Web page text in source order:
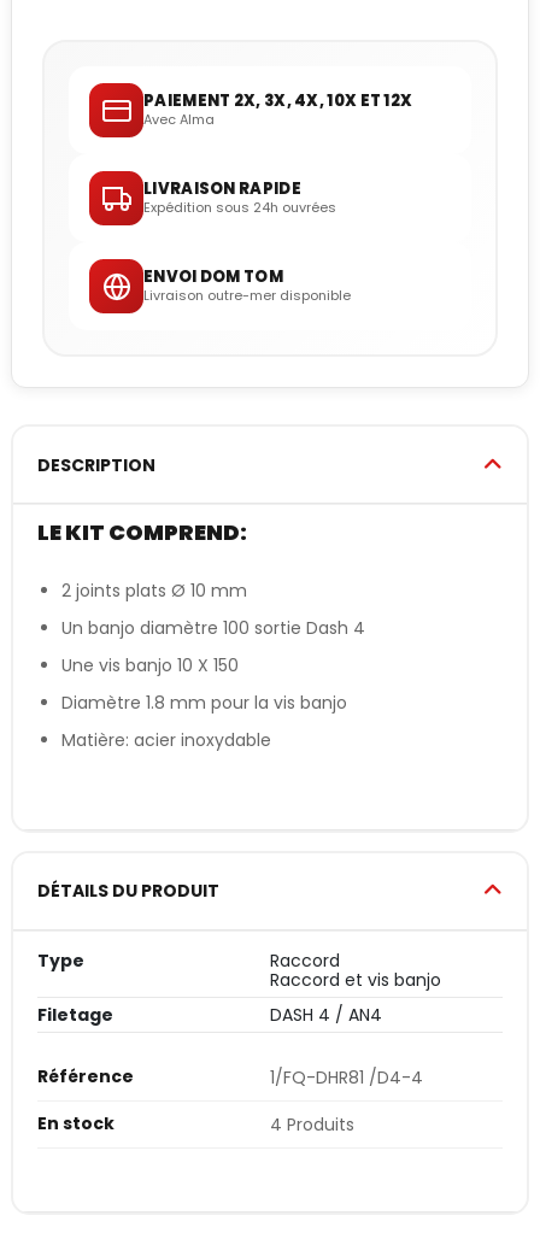
PAIEMENT 2X, 3X, 4X, 10X ET 12X
Avec Alma
LIVRAISON RAPIDE
Expédition sous 24h ouvrées
ENVOI DOM TOM
Livraison outre-mer disponible
DESCRIPTION
LE KIT COMPREND:
2 joints plats Ø 10 mm
Un banjo diamètre 100 sortie Dash 4
Une vis banjo 10 X 150
Diamètre 1.8 mm pour la vis banjo
Matière: acier inoxydable
DÉTAILS DU PRODUIT
Type
Raccord
Raccord et vis banjo
Filetage
DASH 4 / AN4
Référence
1/FQ-DHR81 /D4-4
En stock
4 Produits